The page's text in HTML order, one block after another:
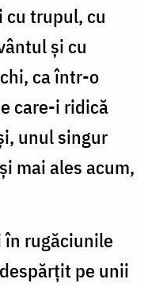
trupul, cu
şi cu
ca într-o
care-i ridică
unul singur
mai ales acum,
rugăciunile
pe unii